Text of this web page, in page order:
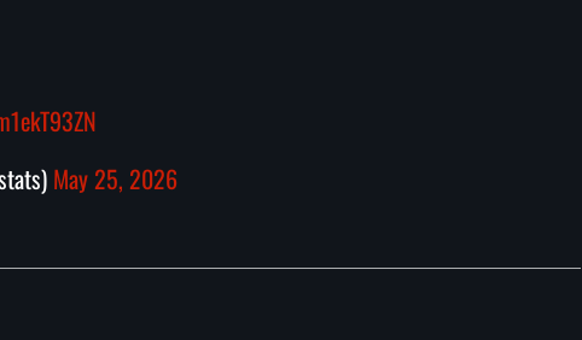
May 25, 2026